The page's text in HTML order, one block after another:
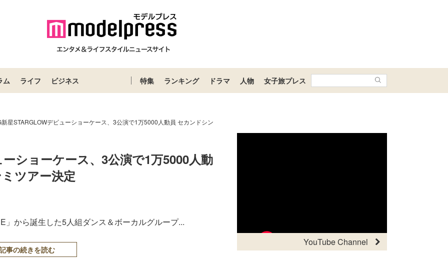
ム ライフ ビジネス 特集 ランキング ドラマ 人物 女子旅プレス
星STARGLOWデビューショーケース、3公演で1万5000人動員 セカンドシン
ショーケース、3公演で1万5000人動
ツアー決定
から誕生した5人組ダンス＆ボーカルグループ...
事の続きを読む
YouTube Channel